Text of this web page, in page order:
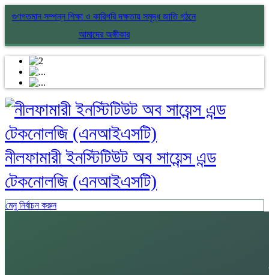
গুণগতমান সম্পন্ন শিক্ষা ও কারিগরি দক্ষতায় সমৃদ্ধ জাতি গঠনে
আমাদের অঙ্গীকার
নীলফামারী ইনস্টিটিউট অব সায়েন্স এন্ড
টেকনোলজি (এনআইএসটি)
মেনু নির্বাচন করুন